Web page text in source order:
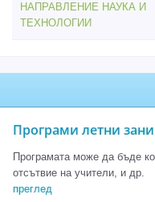
НАПРАВЛЕНИЕ НАУКА И
ТЕХНОЛОГИИ
Програми летни
Програмата може да бъде
отсътвие на учители, и др.
преглед